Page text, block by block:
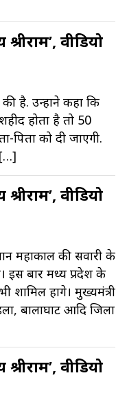
वीडियो
है. उन्होंने कहा कि
होता है तो 50
पिता को दी जाएगी.
वीडियो
महाकाल की सवारी के
इस बार मध्य प्रदेश के
शामिल होंगे। मुख्यमंत्री
बालाघाट आदि जिलों
वीडियो